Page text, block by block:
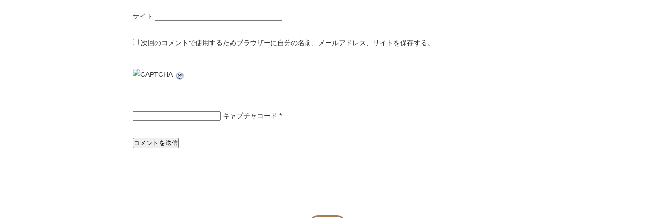
サイト
次回のコメントで使用するためブラウザーに自分の名前、メールアドレス、サイトを保存する。
キャプチャコード *